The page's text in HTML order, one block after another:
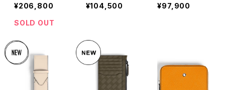
¥206,800
SOLD OUT
レット 12cc Zip
¥104,500
レット 12cc Zip
¥97,900